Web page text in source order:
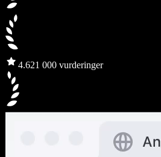
4.621 000 vurderinger